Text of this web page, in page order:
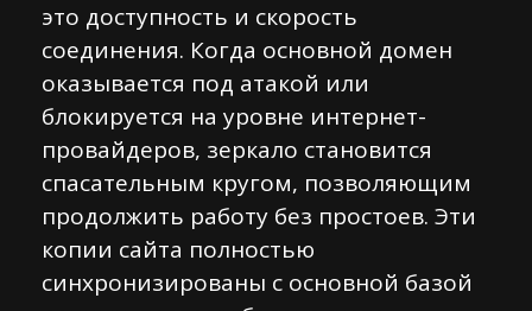
это доступность и скорость
соединения. Когда основной домен
оказывается под атакой или
блокируется на уровне интернет-
провайдеров, зеркало становится
спасательным кругом, позволяющим
продолжить работу без простоев. Эти
копии сайта полностью
синхронизированы с основной базой